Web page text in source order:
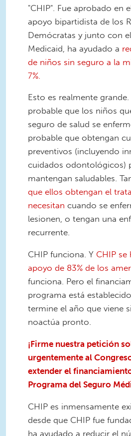
"CHIP". Fue aprobado en
apoyo bipartidista de los
Demócratas y junto con
Medicaid, ha ayudado a
de niños sin seguro a la
7%.
Esto es realmente
probable que los niños
seguro de salud se
probable que obtengan
preventivos (incluyendo
cuidados odontológicos)
mantengan saludables.
que ellos obtengan el
necesitan cuando se
lesionen, o tengan una
recurrente.
CHIP funciona. Y CHIP se
apoyo de 83% de los
funciona. Pero el
programa está
termine el año que viene
noactúa pronto.
¡Firme nuestra petición
urgentemente al
extender el
Programa del Seguro
CHIP es inmensamente
desde que CHIP fue
ha ayudado a reducir el